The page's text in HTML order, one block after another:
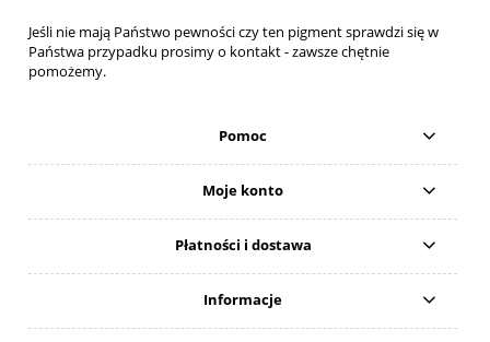
Jeśli nie mają Państwo pewności czy ten pigment sprawdzi się w
Państwa przypadku prosimy o kontakt - zawsze chętnie
pomożemy.
Pomoc
Moje konto
Płatności i dostawa
Informacje